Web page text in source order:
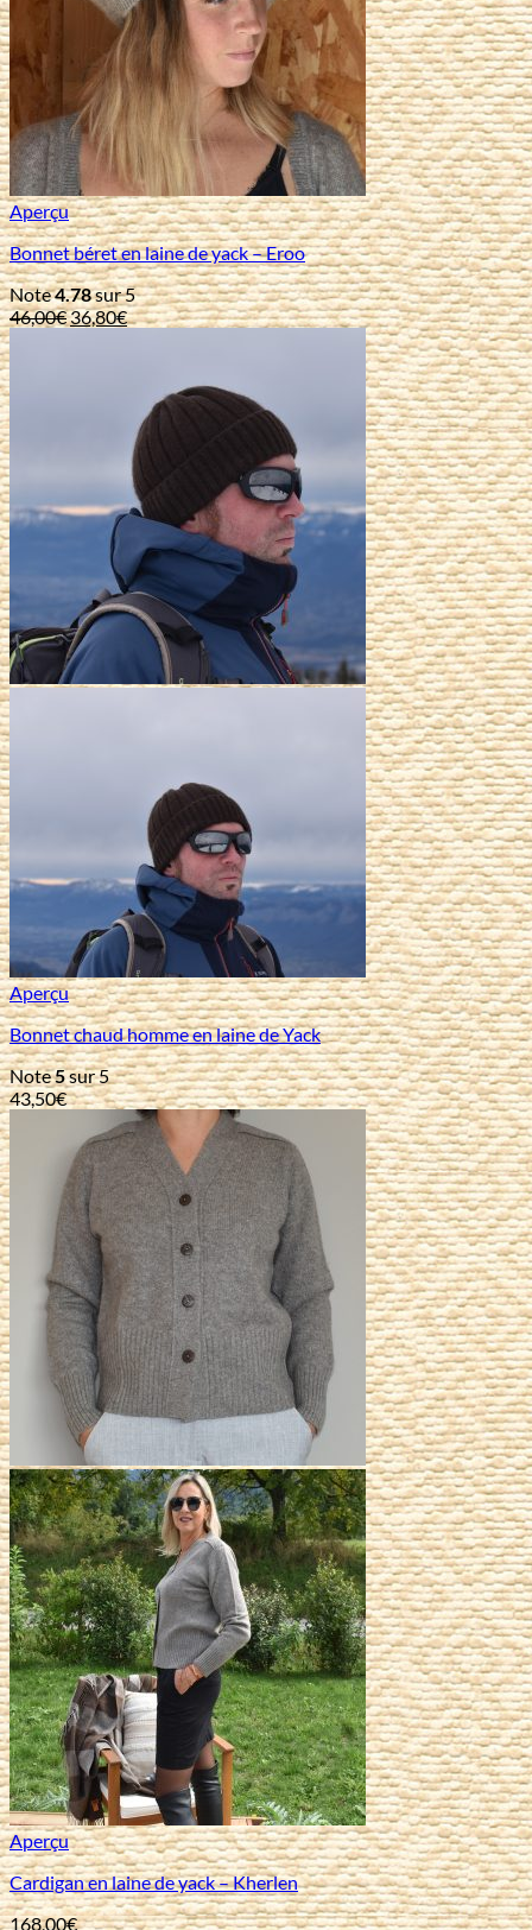
Aperçu
Bonnet béret en laine de yack – Eroo
Note4.78sur 5
46,00€Le
36,80€Le
36,80€.
Aperçu
Bonnet chaud homme en laine de Yack
Note5sur 5
43,50€
Aperçu
Cardigan en laine de yack – Kherlen
168,00€